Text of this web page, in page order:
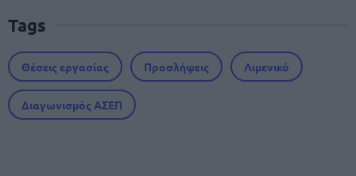
Tags
Θέσεις εργασίας Προσλήψεις Λιμενικό
Διαγωνισμός ΑΣΕΠ